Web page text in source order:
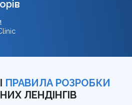
ПРАВИЛА РОЗРОБКИ
ЛЕНДІНГІВ